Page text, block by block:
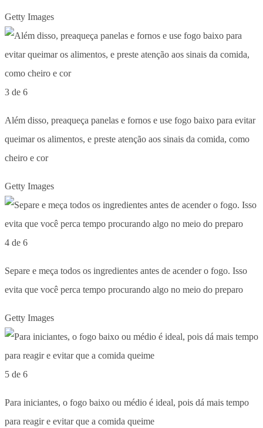
Getty Images
3 de 6
Além disso, preaqueça panelas e fornos e use fogo baixo para evitar
queimar os alimentos, e preste atenção aos sinais da comida, como
cheiro e cor
Getty Images
4 de 6
Separe e meça todos os ingredientes antes de acender o fogo. Isso
evita que você perca tempo procurando algo no meio do preparo
Getty Images
5 de 6
Para iniciantes, o fogo baixo ou médio é ideal, pois dá mais tempo
para reagir e evitar que a comida queime